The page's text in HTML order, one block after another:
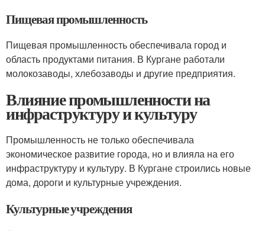
Пищевая промышленность
Пищевая промышленность обеспечивала город и
область продуктами питания. В Кургане работали
молокозаводы, хлебозаводы и другие предприятия.
Влияние промышленности на
инфраструктуру и культуру
Промышленность не только обеспечивала
экономическое развитие города, но и влияла на его
инфраструктуру и культуру. В Кургане строились новые
дома, дороги и культурные учреждения.
Культурные учреждения